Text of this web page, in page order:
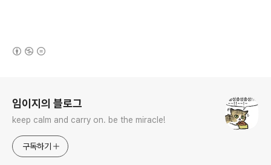
임이지의 블로그
keep calm and carry on. be the miracle!
구독하기